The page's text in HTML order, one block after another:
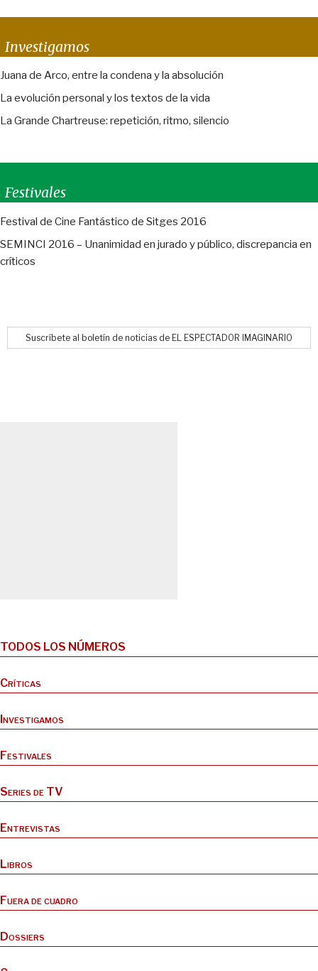
Investigamos
Juana de Arco, entre la condena y la absolución
La evolución personal y los textos de la vida
La Grande Chartreuse: repetición, ritmo, silencio
Festivales
Festival de Cine Fantástico de Sitges 2016
SEMINCI 2016 – Unanimidad en jurado y público, discrepancia en
críticos
Suscríbete al boletín de noticias de EL ESPECTADOR IMAGINARIO
TODOS LOS NÚMEROS
Críticas
Investigamos
Festivales
Series de TV
Entrevistas
Libros
Fuera de cuadro
Dossiers